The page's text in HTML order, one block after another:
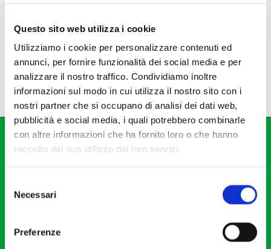
Questo sito web utilizza i cookie
Utilizziamo i cookie per personalizzare contenuti ed
annunci, per fornire funzionalità dei social media e per
analizzare il nostro traffico. Condividiamo inoltre
informazioni sul modo in cui utilizza il nostro sito con i
nostri partner che si occupano di analisi dei dati web,
pubblicità e social media, i quali potrebbero combinarle
con altre informazioni che ha fornito loro o che hanno
raccolto dal suo utilizzo dei loro servizi.
delNecessari
Preferenze
20121 Milano